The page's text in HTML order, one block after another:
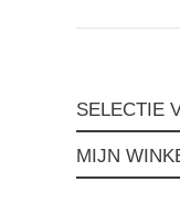
SELECTIE
MIJN